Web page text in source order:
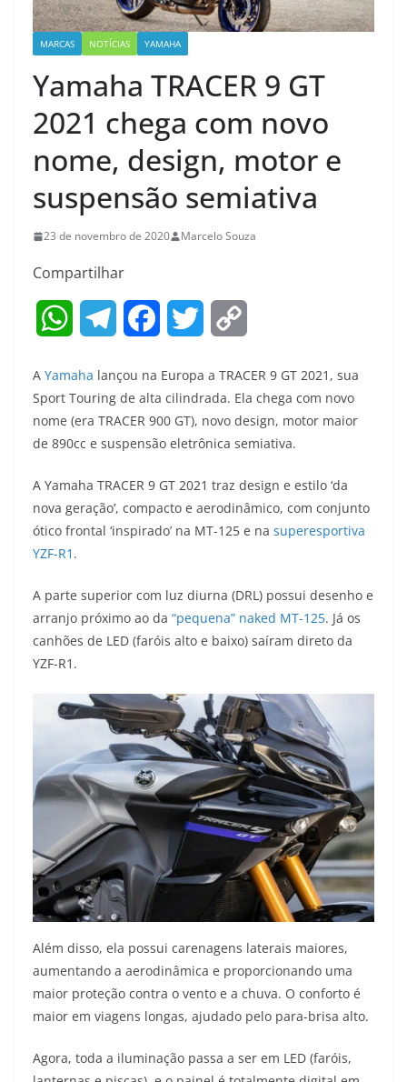
MARCAS NOTÍCIAS YAMAHA
Yamaha TRACER 9 GT
2021 chega com novo
nome, design, motor e
suspensão semiativa
23 de novembro de 2020 Marcelo Souza
Compartilhar
W
a
t
p
e
a
e
o
i
t
r
p
y
i
n
A Yamaha lançou na Europa a TRACER 9 GT 2021, sua
Sport Touring de alta cilindrada. Ela chega com novo
nome (era TRACER 900 GT), novo design, motor maior
de 890cc e suspensão eletrônica semiativa.
A Yamaha TRACER 9 GT 2021 traz design e estilo ‘da
nova geração’, compacto e aerodinâmico, com conjunto
ótico frontal ‘inspirado’ na MT-125 e na superesportiva
YZF-R1 .
A parte superior com luz diurna (DRL) possui desenho e
arranjo próximo ao da “pequena” naked MT-125. Já os
canhões de LED (faróis alto e baixo) saíram direto da
YZF-R1.
Além disso, ela possui carenagens laterais maiores,
aumentando a aerodinâmica e proporcionando uma
maior proteção contra o vento e a chuva. O conforto é
maior em viagens longas, ajudado pelo para-brisa alto.
Agora, toda a iluminação passa a ser em LED (faróis,